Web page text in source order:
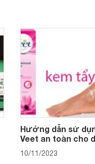
Hướng dẫn sử
Veet an toàn cho
10/11/2023